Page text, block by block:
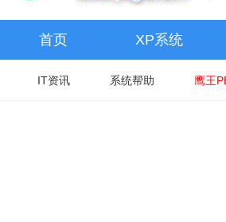
首页 XP系统
IT资讯 系统帮助 鹰王